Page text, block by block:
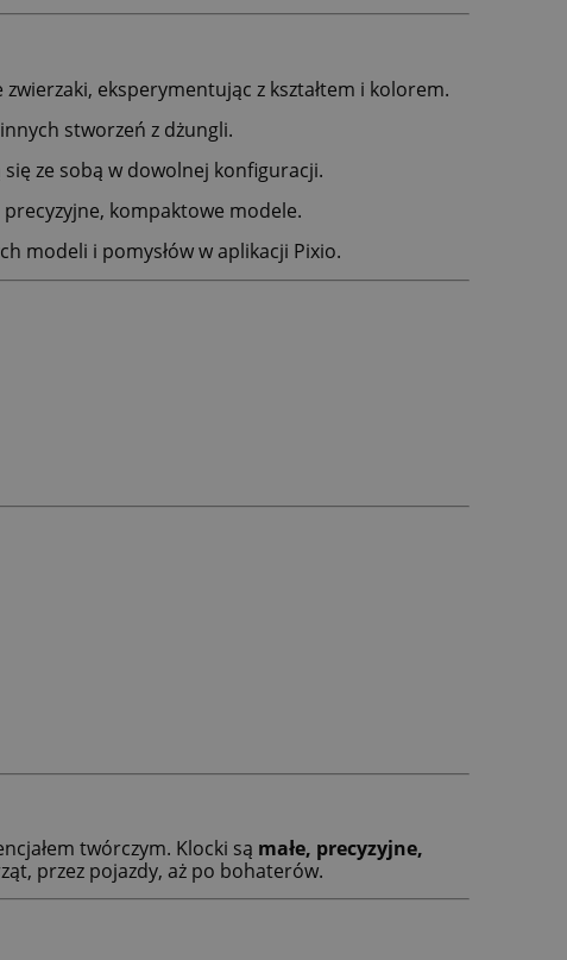
zwierzaki, eksperymentując z kształtem i kolorem.
stworzeń z dżungli.
ze sobą w dowolnej konfiguracji.
kompaktowe modele.
modeli i pomysłów w aplikacji Pixio.
twórczym. Klocki są małe, precyzyjne,
przez pojazdy, aż po bohaterów.